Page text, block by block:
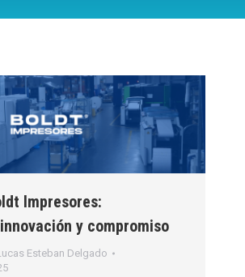
Impresores:
y compromiso
Esteban Delgado